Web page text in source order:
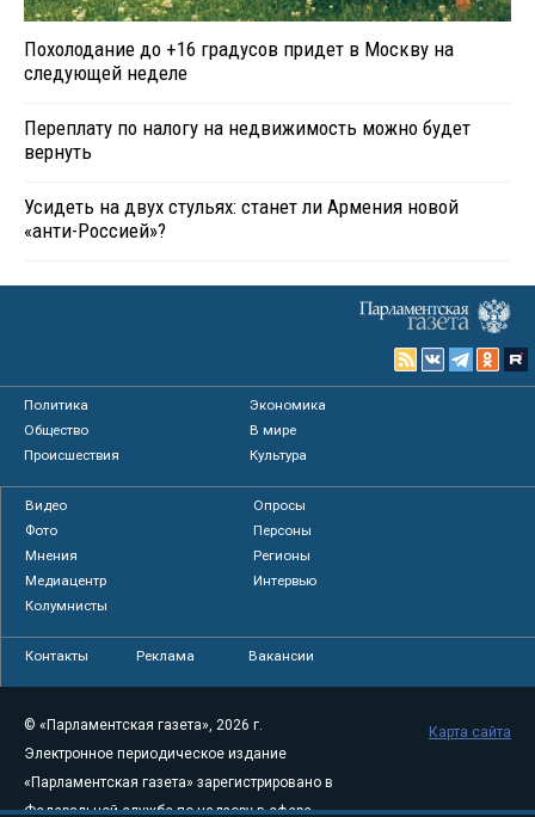
Похолодание до +16 градусов придет в Москву на
следующей неделе
Переплату по налогу на недвижимость можно будет
вернуть
Усидеть на двух стульях: станет ли Армения новой
«анти-Россией»?
Политика
Экономика
Общество
В мире
Происшествия
Культура
Видео
Опросы
Фото
Персоны
Мнения
Регионы
Медиацентр
Интервью
Колумнисты
Контакты Реклама Вакансии
© «Парламентская газета», 2026 г.
Электронное периодическое издание
«Парламентская газета» зарегистрировано в
Федеральной службе по надзору в сфере
Карта сайта